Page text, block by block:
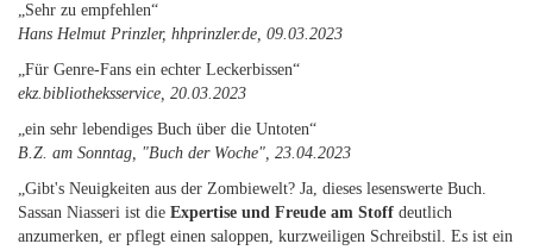
„Sehr zu empfehlen“
Hans Helmut Prinzler, hhprinzler.de, 09.03.2023
„Für Genre-Fans ein echter Leckerbissen“
ekz.bibliotheksservice, 20.03.2023
„ein sehr lebendiges Buch über die Untoten“
B.Z. am Sonntag, "Buch der Woche", 23.04.2023
„Gibt's Neuigkeiten aus der Zombiewelt? Ja, dieses lesenswerte Buch.
Sassan Niasseri ist die Expertise und Freude am Stoff deutlich
anzumerken, er pflegt einen saloppen, kurzweiligen Schreibstil. Es ist ein